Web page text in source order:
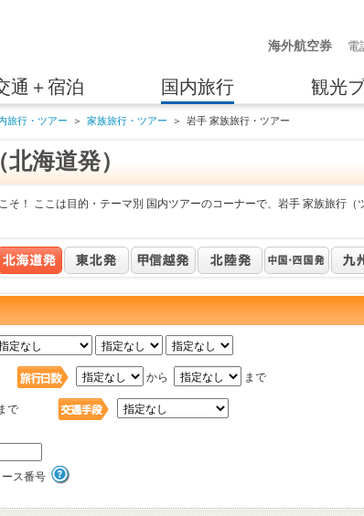
海外航空券
電
通＋宿泊 国内旅行 観光
旅行・ツアー ＞ 家族旅行・ツアー ＞ 岩手 家族旅行・ツアー
海道発）
そ！ ここは目的・テーマ別 国内ツアーのコーナーで、岩手 家族旅行（
から まで
で
ース番号